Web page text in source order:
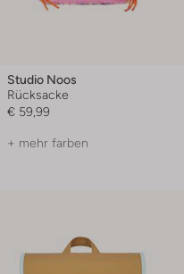
Studio Noos
Rücksacke
€ 59,99
+ mehr farben